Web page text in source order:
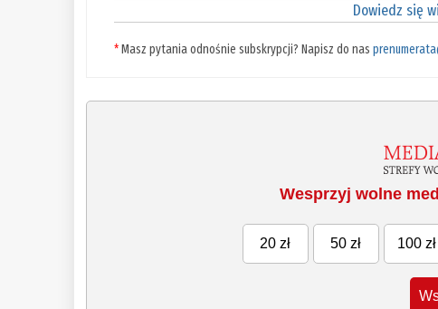
Dowiedz się
*Masz pytania odnośnie subskrypcji? Napisz do nas
Wesprzyj wolne
20 zł 50 zł 100 zł